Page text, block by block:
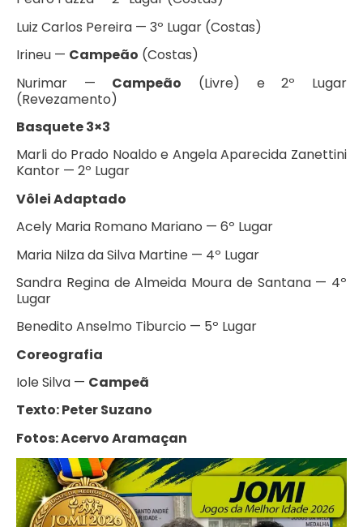
Luiz Carlos Pereira — 3º Lugar (Costas)
Irineu — Campeão (Costas)
Nurimar — Campeão (Livre) e 2º Lugar
(Revezamento)
Basquete 3×3
Marli do Prado Noaldo e Angela Aparecida Zanettini
Kantor — 2º Lugar
Vôlei Adaptado
Acely Maria Romano Mariano — 6º Lugar
Maria Nilza da Silva Martine — 4º Lugar
Sandra Regina de Almeida Moura de Santana — 4º
Lugar
Benedito Anselmo Tiburcio — 5º Lugar
Coreografia
Iole Silva — Campeã
Texto: Peter Suzano
Fotos: Acervo Aramaçan